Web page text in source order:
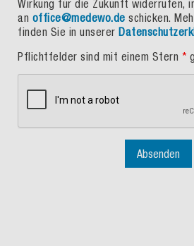
Wirkung für die Zukunft widerrufen,
an office@medewo.de schicken.
finden Sie in unserer
Pflichtfelder sind mit einem Stern *
Absenden